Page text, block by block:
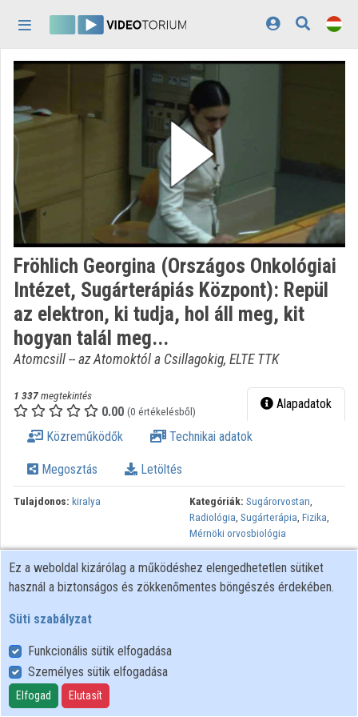
Kezdőlap
Bejelentkezés
Lejátszási listák
Intézmények
Közreműködők
Megjelenés:világos
Fröhlich Georgina (Országos Onkológiai
Intézet, Sugárterápiás Központ): Repül
az elektron, ki tudja, hol áll meg, kit
hogyan talál meg...
Atomcsill -- az Atomoktól a Csillagokig, ELTE TTK
1 337megtekintés
0.00 (0 értékelésből) Alapadatok
Közreműködők Technikai adatok
Megosztás Letöltés
Tulajdonos: kiralya Kategóriák: Sugárorvostan,
Radiológia, Sugárterápia, Fizika,
Mérnöki orvosbiológia
Lejátszási listák:Atomcsill -- az
,2014-
2015 tanév
Az előadás a magfizika–biofizika azon területére nyújt
betekintést, amiről az egyetemi fizikus tanulmányok során sem
igen esik szó: az ionizáló sugárzások gyógyászatban betöltött
szerepéről. Szó lesz a különböző diagnosztikus képalkotó
eszközökről, az izotópos leképezésekről és –terápiáról, majd a
Ez a weboldal kizárólag a működéshez elengedhetetlen sütiket
használ a biztonságos és zökkenőmentes böngészés érdekében.
Süti szabályzat
Funkcionális sütik elfogadása
Személyes sütik elfogadása
Elfogad Elutasít